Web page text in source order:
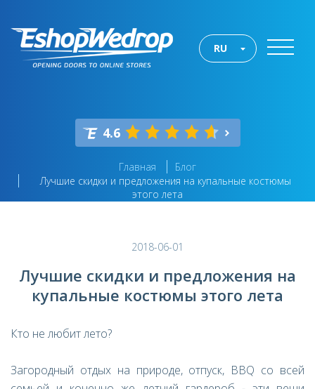
RU
4.6
Главная
Блог
Лучшие скидки и предложения на купальные костюмы
этого лета
2018-06-01
Лучшие скидки и предложения на
купальные костюмы этого лета
Кто не любит лето?
Загородный отдых на природе, отпуск, BBQ со всей